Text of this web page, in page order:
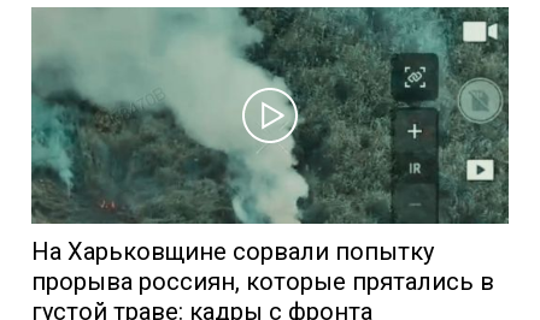
На Харьковщине сорвали попытку
прорыва россиян, которые прятались в
густой траве: кадры с фронта